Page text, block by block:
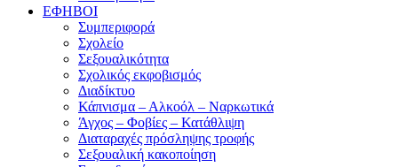
ΕΦΗΒΟΙ
Συμπεριφορά
Σχολείο
Σεξουαλικότητα
Σχολικός εκφοβισμός
Διαδίκτυο
Κάπνισμα – Αλκοόλ – Ναρκωτικά
Άγχος – Φοβίες – Κατάθλιψη
Διαταραχές πρόσληψης τροφής
Σεξουαλική κακοποίηση